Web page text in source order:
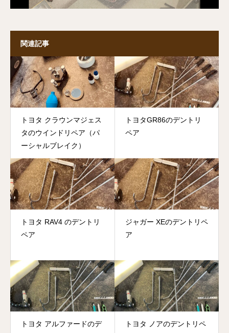
関連記事
トヨタ クラウンマジェス
タのウインドリペア（パ
ーシャルブレイク）
トヨタGR86のデントリ
ペア
トヨタ RAV4 のデントリ
ペア
ジャガー XEのデントリペ
ア
トヨタ アルファードのデ
トヨタ ノアのデントリペ